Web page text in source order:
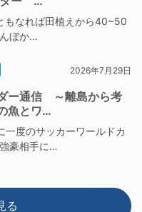
もなれば田植えから40~50
ぼか…
2026年7月29日
ダー通信 ～離島から考
魚とワ…
度のサッカーワールドカ
豪相手に…
る